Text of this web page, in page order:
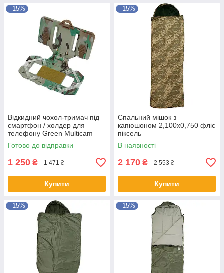
–15%
Відкидний чохол-тримач під
смартфон / холдер для
телефону Green Multicam
Готово до відправки
1 250 ₴ 1 471 ₴
Купити
–15%
Спальний мішок з
капюшоном 2,100х0,750 фліс
піксель
В наявності
2 170 ₴ 2 553 ₴
Купити
–15% –15%